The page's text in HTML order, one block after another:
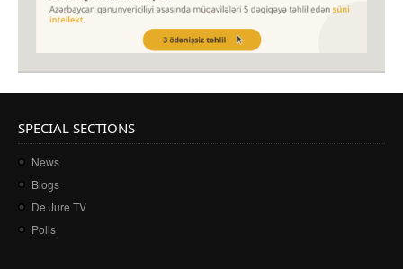
SPECIAL SECTIONS
News
Blogs
De Jure TV
Polls